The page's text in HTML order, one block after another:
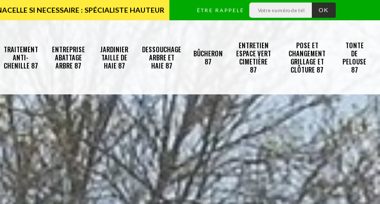
SI NECESSAIRE : SPÉCIALISTE HAUTEUR ÊTRE RAPPELÉ
TRAITEMENT
ANTI-
CHENILLE 87
ENTREPRISE
ABATTAGE
ARBRE 87
JARDINIER
TAILLE DE
HAIE 87
DESSOUCHAGE
ARBRE ET
HAIE 87
BÛCHERON
87
ENTRETIEN
ESPACE VERT
CIMETIÈRE
87
POSE ET
CHANGEMENT
GRILLAGE ET
CLÔTURE 87
TONTE
DE
PELOUSE
87